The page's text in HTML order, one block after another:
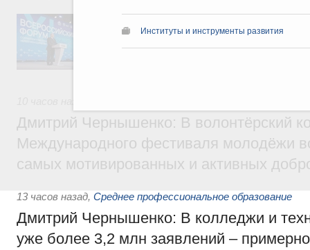
Институты и инструменты развития
Председатель Правительства выступил
осмотрел выставку.
Дмитрий Чернышенко: В волонтёрский
Международного фестиваля молодёжи
самых мотивированных и активных
13 часов назад, Среднее профессиональное образование
Дмитрий Чернышенко: В колледжи и
уже более 3,2 млн заявлений –